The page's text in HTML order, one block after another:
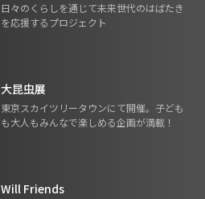
日々のくらしを通じて未来世代のはばたき
を応援するプロジェクト
大昆虫展
東京スカイツリータウンにて開催。子ども
も大人もみんなで楽しめる企画が満載！
Will Friends